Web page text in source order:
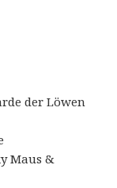
der Löwen
Maus &